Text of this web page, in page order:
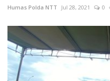
Humas Polda NTT Jul 28, 2021 0